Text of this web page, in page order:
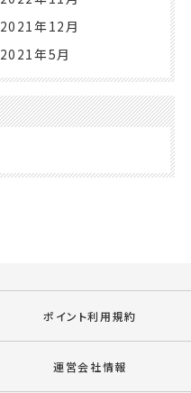
2021年12月
2021年5月
ポイント利用規約
運営会社情報